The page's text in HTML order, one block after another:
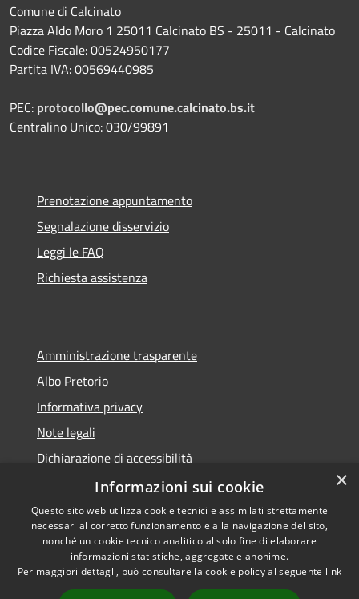
Comune di Calcinato
Piazza Aldo Moro 1 25011 Calcinato BS - 25011 - Calcinato
Codice Fiscale: 00524950177
Partita IVA: 00569440985
PEC: protocollo@pec.comune.calcinato.bs.it
Centralino Unico: 030/99891
Prenotazione appuntamento
Segnalazione disservizio
Leggi le FAQ
Richiesta assistenza
Amministrazione trasparente
Albo Pretorio
Informativa privacy
Note legali
Dichiarazione di accessibilità
Piano miglioramento sito
RSS
Accessibilità
Copyright © 2026 • Comune di
×
Informazioni sui cookie
Questo sito web utilizza cookie tecnici e assimilati strettamente
necessari al corretto funzionamento e alla navigazione del sito,
nonché un cookie tecnico analitico al solo fine di elaborare
informazioni statistiche, aggregate e anonime.
Per maggiori dettagli, può consultare la cookie policy al seguente link